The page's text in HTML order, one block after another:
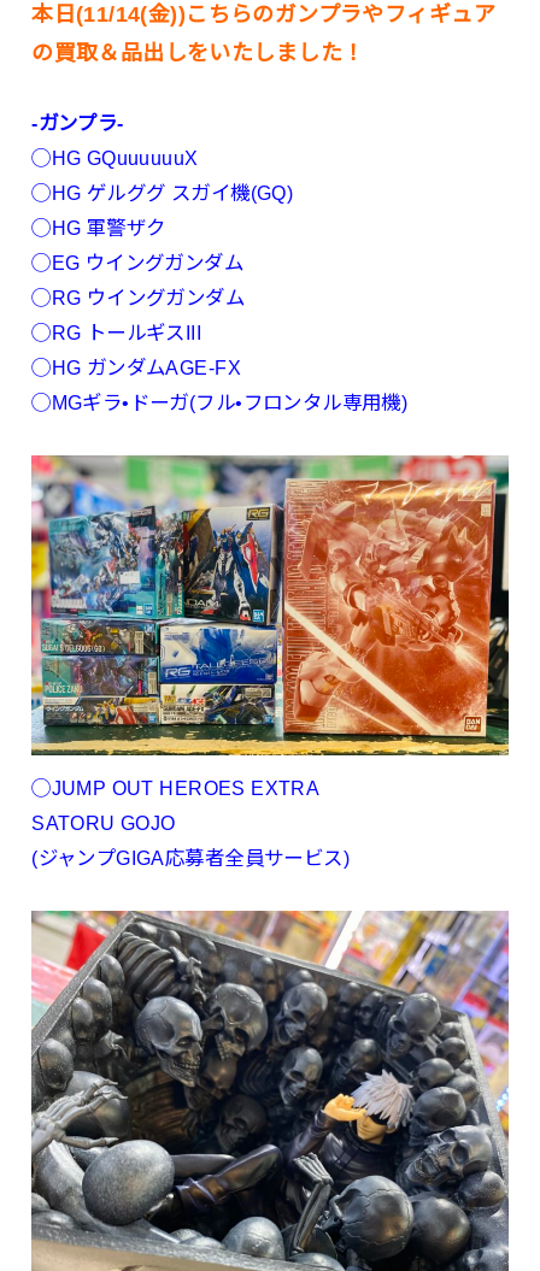
本日(11/14(金))こちらのガンプラやフィギュア
の買取＆品出しをいたしました！
-ガンプラ-
◯HG GQuuuuuuX
◯HG ゲルググ スガイ機(GQ)
◯HG 軍警ザク
◯EG ウイングガンダム
◯RG ウイングガンダム
◯RG トールギスIII
◯HG ガンダムAGE-FX
◯MGギラ•ドーガ(フル•フロンタル専用機)
◯JUMP OUT HEROES EXTRA
SATORU GOJO
(ジャンプGIGA応募者全員サービス)